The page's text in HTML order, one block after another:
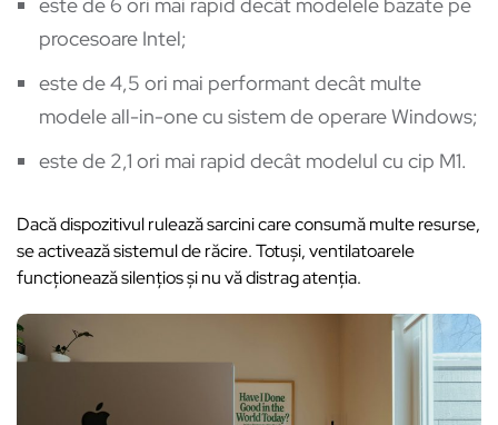
procesoare Intel;
este de 4,5 ori mai performant decât multe
modele all-in-one cu sistem de operare Windows;
este de 2,1 ori mai rapid decât modelul cu cip M1.
Dacă dispozitivul rulează sarcini care consumă multe resurse,
se activează sistemul de răcire. Totuși, ventilatoarele
funcționează silențios și nu vă distrag atenția.